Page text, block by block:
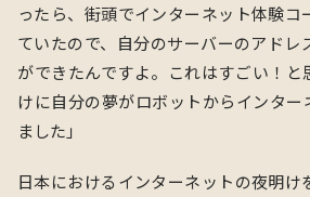
ったら、街頭でインターネット体験コ
ていたので、⾃分のサーバーのアドレ
ができたんですよ。これはすごい！と
けに⾃分の夢がロボットからインター
ました 」
日本におけるインターネットの夜明け